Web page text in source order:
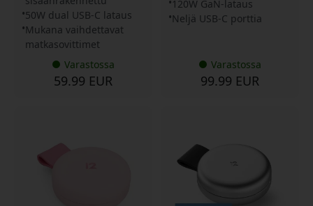
50W dual USB-C lataus
Mukana vaihdettavat
matkasovittimet
Varastossa
59.99 EUR
120W GaN-lataus
Neljä USB-C porttia
Varastossa
99.99 EUR